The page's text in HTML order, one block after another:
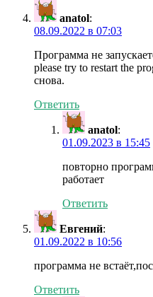
anatol:
08.09.2022 в 07:03
Программа не
please try to restart the
снова.
Ответить
anatol:
01.09.2023 в 15:45
повторно
работает
Ответить
Евгений:
01.09.2022 в 10:56
программа не
Ответить